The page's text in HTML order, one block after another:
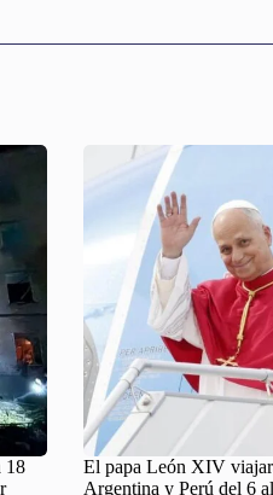
18
El papa León XIV
Argentina y Perú del 6